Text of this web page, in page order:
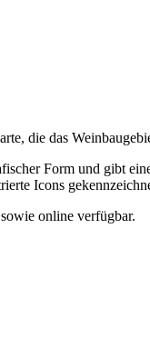
die das
Form und gibt
Icons
online verfügbar.